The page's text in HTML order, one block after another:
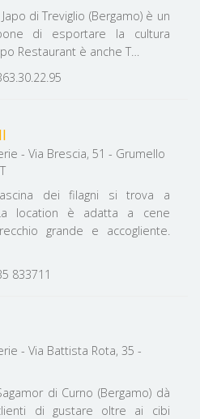
di Treviglio (Bergamo) è un
di esportare la cultura
Restaurant è anche T…
dei filagni si trova a
location è adatta a cene
grande e accogliente.
833711
35 -
di Curno (Bergamo) dà
di gustare oltre ai cibi